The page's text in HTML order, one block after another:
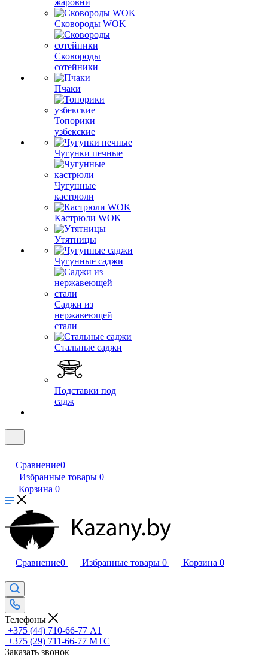
жаровни
Сковороды WOK
Сковороды
сотейники
Пчаки
Топорики
узбекские
Чугунки печные
Чугунные
кастрюли
Кастрюли WOK
Утятницы
Чугунные саджи
Саджи из
нержавеющей
стали
Стальные саджи
Подставки под
садж
Сравнение0
Избранные товары 0
Корзина 0
Сравнение0 Избранные товары 0 Корзина 0
Телефоны
+375 (44) 710-66-77 А1
+375 (29) 711-66-77 МТС
Заказать звонок